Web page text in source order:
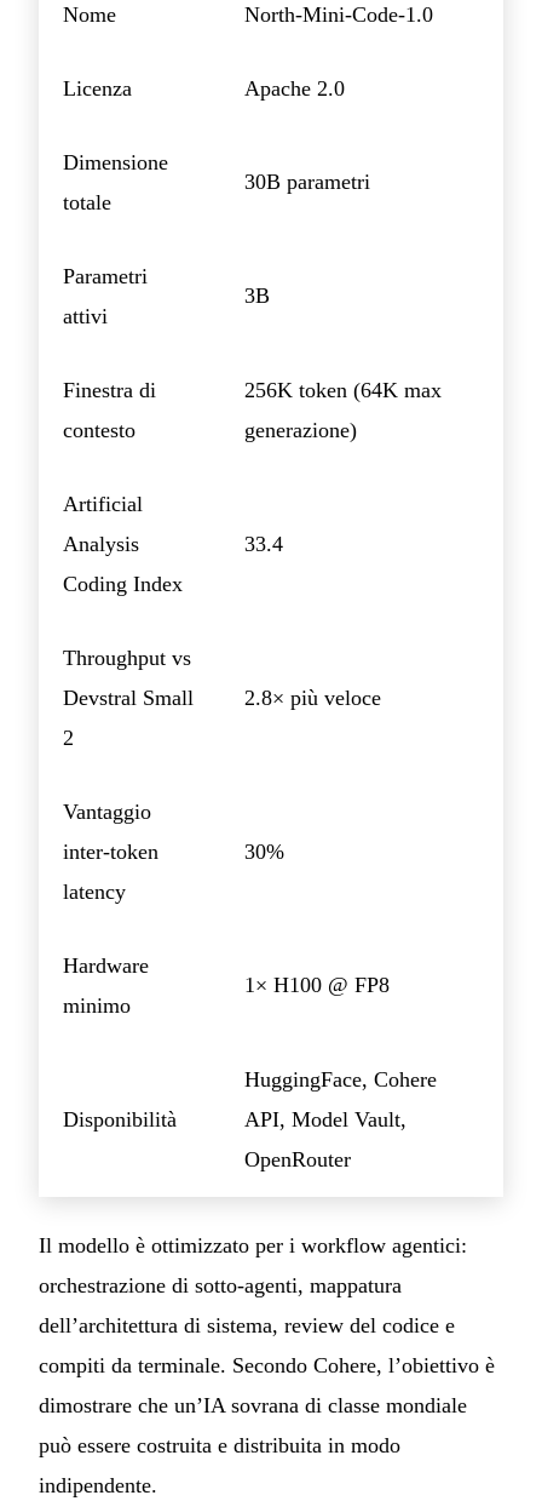
Nome North-Mini-Code-1.0
Licenza Apache 2.0
Dimensione
totale
30B parametri
Parametri
attivi
3B
Finestra di
contesto
256K token (64K max
generazione)
Artificial
Analysis
Coding Index
33.4
Throughput vs
Devstral Small
2
2.8× più veloce
Vantaggio
inter-token
latency
30%
Hardware
minimo
1× H100 @ FP8
Disponibilità
HuggingFace, Cohere
API, Model Vault,
OpenRouter
Il modello è ottimizzato per i workflow agentici:
orchestrazione di sotto-agenti, mappatura
dell’architettura di sistema, review del codice e
compiti da terminale. Secondo Cohere, l’obiettivo è
dimostrare che un’IA sovrana di classe mondiale
può essere costruita e distribuita in modo
indipendente.